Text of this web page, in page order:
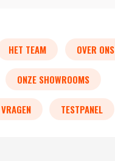
HET TEAM OVER ONS
ONZE SHOWROOMS
TESTPANEL